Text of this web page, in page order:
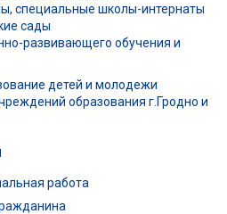
специальные школы-интернаты
сады
развивающего обучения и
детей и молодежи
образования г.Гродно и
работа